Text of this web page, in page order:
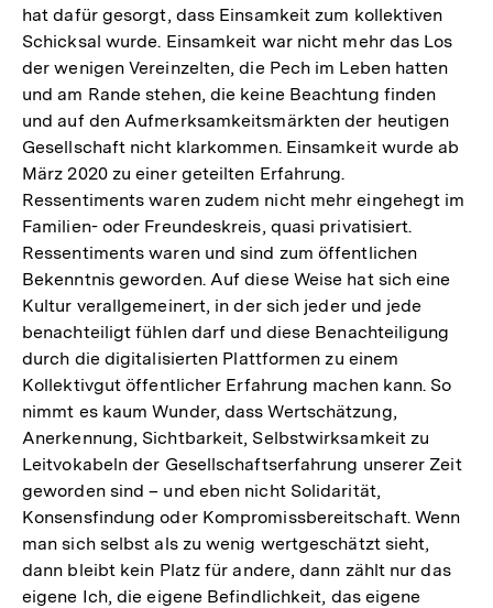
hat dafür gesorgt, dass Einsamkeit zum kollektiven
Schicksal wurde. Einsamkeit war nicht mehr das Los
der wenigen Vereinzelten, die Pech im Leben hatten
und am Rande stehen, die keine Beachtung finden
und auf den Aufmerksamkeitsmärkten der heutigen
Gesellschaft nicht klarkommen. Einsamkeit wurde ab
März 2020 zu einer geteilten Erfahrung.
Ressentiments waren zudem nicht mehr eingehegt im
Familien- oder Freundeskreis, quasi privatisiert.
Ressentiments waren und sind zum öffentlichen
Bekenntnis geworden. Auf diese Weise hat sich eine
Kultur verallgemeinert, in der sich jeder und jede
benachteiligt fühlen darf und diese Benachteiligung
durch die digitalisierten Plattformen zu einem
Kollektivgut öffentlicher Erfahrung machen kann. So
nimmt es kaum Wunder, dass Wertschätzung,
Anerkennung, Sichtbarkeit, Selbstwirksamkeit zu
Leitvokabeln der Gesellschaftserfahrung unserer Zeit
geworden sind – und eben nicht Solidarität,
Konsensfindung oder Kompromissbereitschaft. Wenn
man sich selbst als zu wenig wertgeschätzt sieht,
dann bleibt kein Platz für andere, dann zählt nur das
eigene Ich, die eigene Befindlichkeit, das eigene